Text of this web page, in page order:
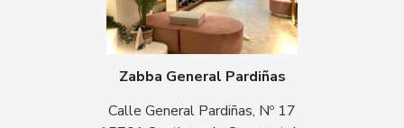
Zabba General Pardiñas
Calle General Pardiñas, Nº 17